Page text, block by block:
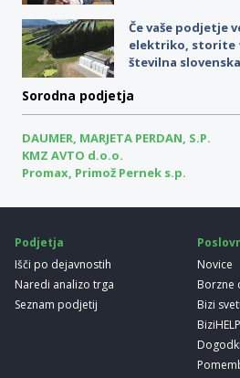
Če vaše podjetje
elektriko, storite
številna
Sorodna podjetja
DAUMER, MARJETA PERDAN, S.P.
KMZ AVTO d.o.o.
Promax, Primož Pernek s.p.
Podjetja
Išči po dejavnostih
Naredi analizo trga
Seznam podjetij
Novice
Borzne
Bizi
BiziHELP
Dogodki